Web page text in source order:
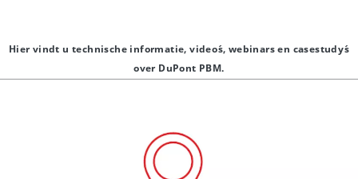
Hier vindt u technische informatie, video´s, webinars en casestudy´s
over DuPont PBM.